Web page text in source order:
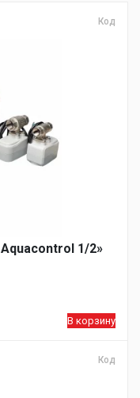
Код
1/2»
В корзину
Код